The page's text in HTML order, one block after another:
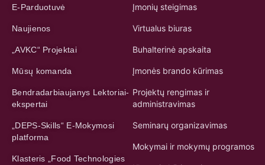
E-Parduotuvė
Naujienos
„AVKC“ Projektai
Mūsų komanda
Bendradarbiaujanys Lektoriai-
ekspertai
„DEPS-Skills“ E-Mokymosi
platforma
Klasteris „Food Technologies
Įmonių steigimas
Virtualus biuras
Buhalterinė apskaita
Įmonės brando kūrimas
Projektų rengimas ir
administravimas
Seminarų organizavimas
Mokymai ir mokymų programos